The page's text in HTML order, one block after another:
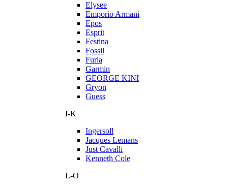
Elysee
Emporio Armani
Epos
Esprit
Festina
Fossil
Furla
Garmin
GEORGE KINI
Gryon
Guess
I-K
Ingersoll
Jacques Lemans
Just Cavalli
Kenneth Cole
L-O